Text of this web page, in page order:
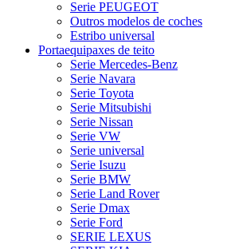
Serie PEUGEOT
Outros modelos de coches
Estribo universal
Portaequipaxes de teito
Serie Mercedes-Benz
Serie Navara
Serie Toyota
Serie Mitsubishi
Serie Nissan
Serie VW
Serie universal
Serie Isuzu
Serie BMW
Serie Land Rover
Serie Dmax
Serie Ford
SERIE LEXUS